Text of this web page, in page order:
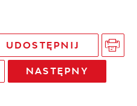
UDOSTĘPNIJ
NASTĘPNY